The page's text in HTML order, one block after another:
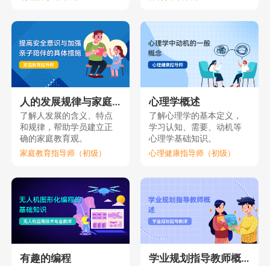
人的发展规律与家庭教育（上）
了解人发展的含义、特点
和规律，帮助学员建立正
确的家庭教育观。
家庭教育指导师（初级）
心理学概述
了解心理学的基本定义，
学习认知、需要、动机等
心理学基础知识。
心理健康指导师（初级）
有趣的编程 学业规划指导教师概述